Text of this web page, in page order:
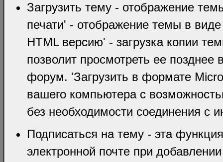
Загрузить тему - отображение
печати' - отображение темы в
HTML версию' - загрузка копии
позволит просмотреть ее позднее
форум. 'Загрузить в формате
вашего компьютера с
без необходимости соединения с
Подписаться на тему - эта
электронной почте при